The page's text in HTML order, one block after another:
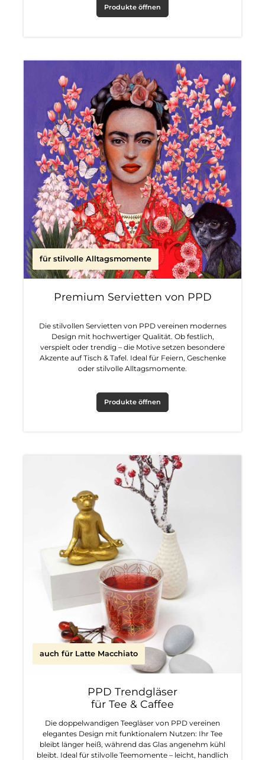
Produkte öffnen
für stilvolle Alltagsmomente
Premium Servietten von PPD
Die stilvollen Servietten von PPD vereinen modernes
Design mit hochwertiger Qualität. Ob festlich,
verspielt oder trendig – die Motive setzen besondere
Akzente auf Tisch & Tafel. Ideal für Feiern, Geschenke
oder stilvolle Alltagsmomente.
Produkte öffnen
auch für Latte Macchiato
PPD Trendgläser
für Tee & Caffee
Die doppelwandigen Teegläser von PPD vereinen
elegantes Design mit funktionalem Nutzen: Ihr Tee
bleibt länger heiß, während das Glas angenehm kühl
bleibt. Ideal für stilvolle Teemomente – leicht, handlich